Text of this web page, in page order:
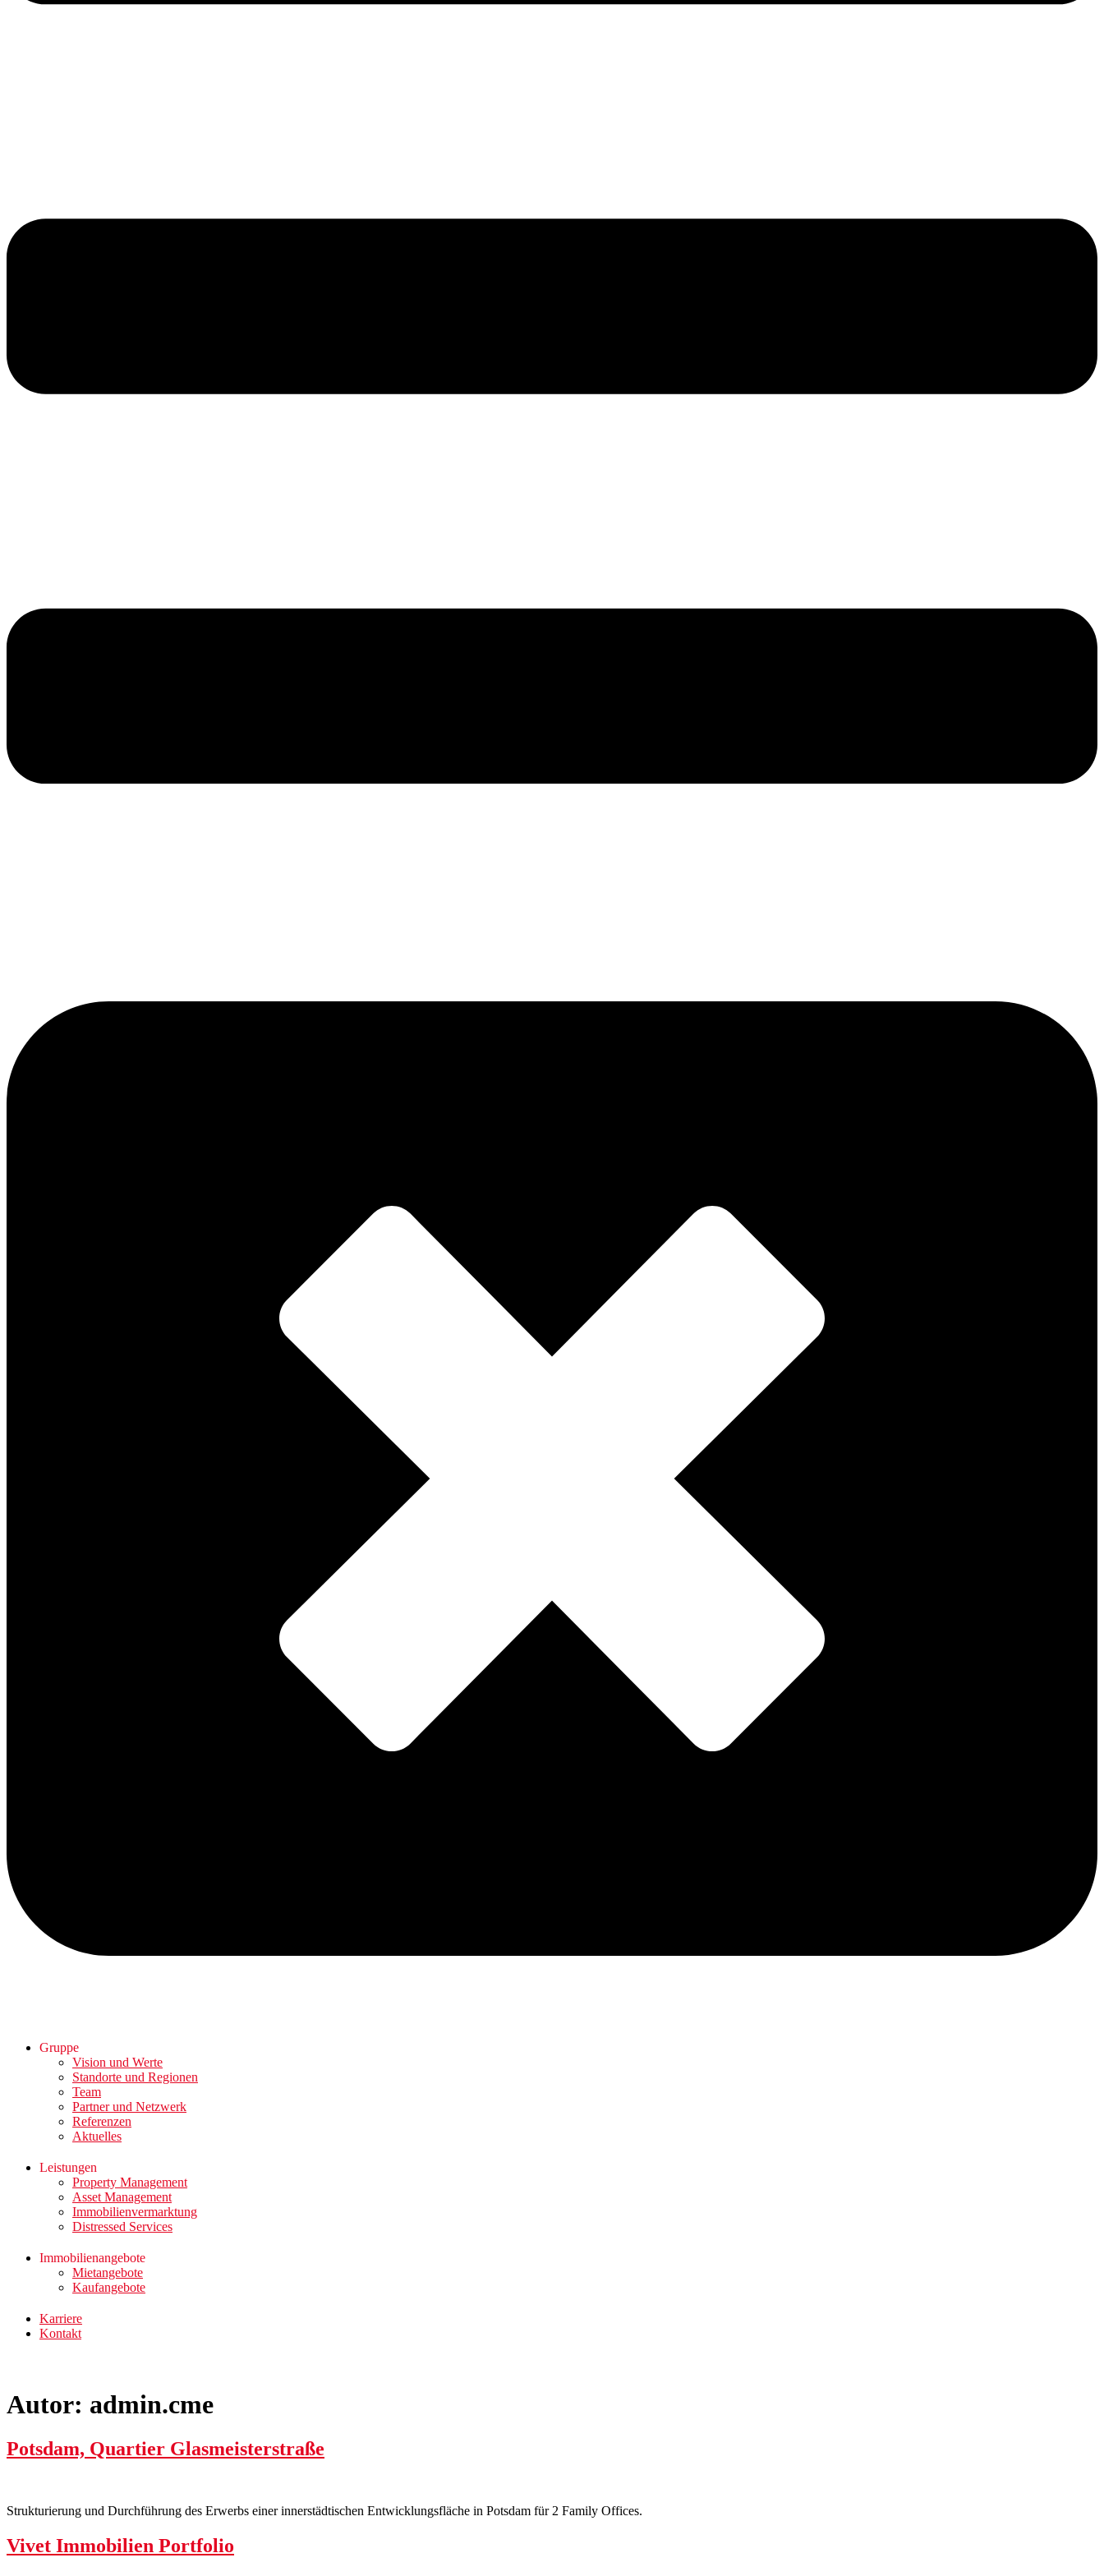
Gruppe
Vision und Werte
Standorte und Regionen
Team
Partner und Netzwerk
Referenzen
Aktuelles
Leistungen
Property Management
Asset Management
Immobilienvermarktung
Distressed Services
Immobilienangebote
Mietangebote
Kaufangebote
Karriere
Kontakt
Autor: admin.cme
Potsdam, Quartier Glasmeisterstraße
Strukturierung und Durchführung des Erwerbs einer innerstädtischen Entwicklungsfläche in Potsdam für 2 Family Offices.
Vivet Immobilien Portfolio